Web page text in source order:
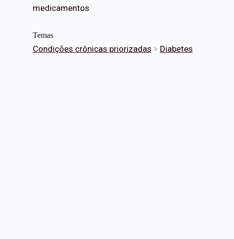
medicamentos
Temas
Condições crônicas priorizadas > Diabetes